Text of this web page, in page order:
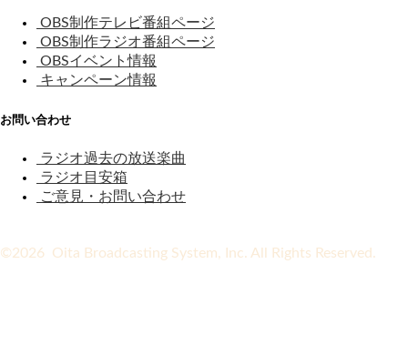
OBS制作テレビ番組ページ
OBS制作ラジオ番組ページ
OBSイベント情報
キャンペーン情報
お問い合わせ
ラジオ過去の放送楽曲
ラジオ目安箱
ご意見・お問い合わせ
©2026 Oita Broadcasting System, Inc. All Rights Reserved.